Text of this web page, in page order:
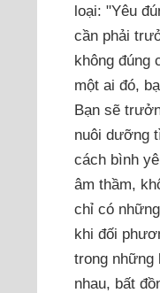
loại: "Yêu
cần phải
không đúng
một ai đó,
Bạn sẽ
nuôi dưỡng
cách bình
âm thầm,
chỉ có
khi đối
trong những
nhau, bất